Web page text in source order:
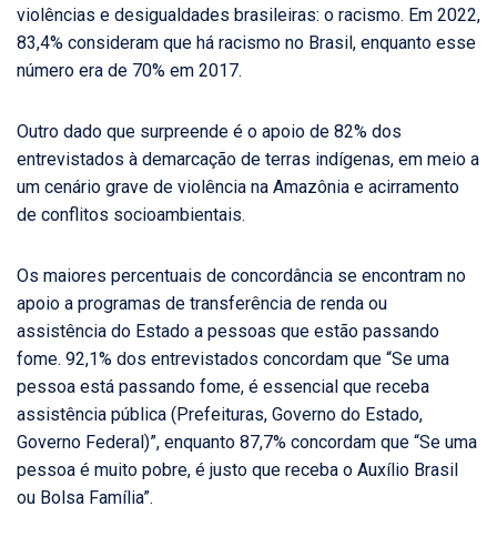
violências e desigualdades brasileiras: o racismo. Em 2022,
83,4% consideram que há racismo no Brasil, enquanto esse
número era de 70% em 2017.
Outro dado que surpreende é o apoio de 82% dos
entrevistados à demarcação de terras indígenas, em meio a
um cenário grave de violência na Amazônia e acirramento
de conflitos socioambientais.
Os maiores percentuais de concordância se encontram no
apoio a programas de transferência de renda ou
assistência do Estado a pessoas que estão passando
fome. 92,1% dos entrevistados concordam que “Se uma
pessoa está passando fome, é essencial que receba
assistência pública (Prefeituras, Governo do Estado,
Governo Federal)”, enquanto 87,7% concordam que “Se uma
pessoa é muito pobre, é justo que receba o Auxílio Brasil
ou Bolsa Família”.